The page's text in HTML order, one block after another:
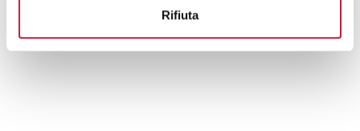
Rifiuta